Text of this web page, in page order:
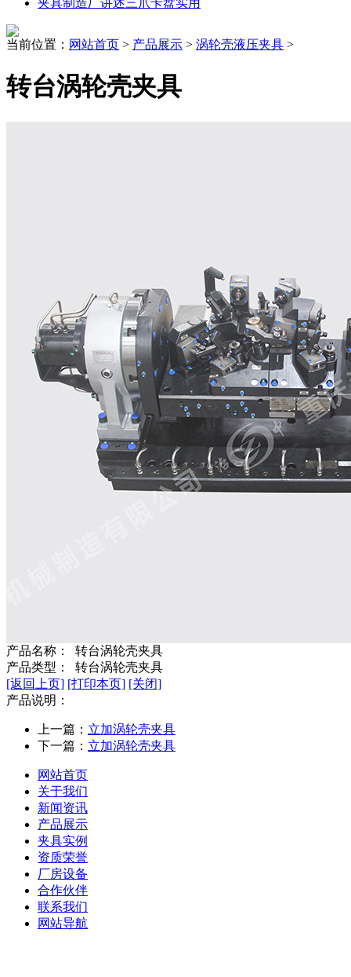
夹具制造厂讲述三爪卡盘实用
当前位置： 网站首页 > 产品展示 > 涡轮壳液压夹具 >
转台涡轮壳夹具
产品名称： 转台涡轮壳夹具
产品类型： 转台涡轮壳夹具
[返回上页] [打印本页] [关闭]
产品说明：
上一篇： 立加涡轮壳夹具
下一篇： 立加涡轮壳夹具
网站首页
关于我们
新闻资讯
产品展示
夹具实例
资质荣誉
厂房设备
合作伙伴
联系我们
网站导航